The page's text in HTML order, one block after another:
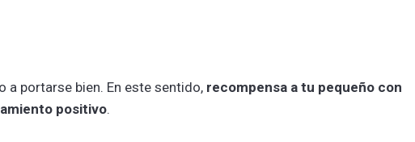
a portarse bien. En este sentido, recompensa a tu pequeño con
positivo.